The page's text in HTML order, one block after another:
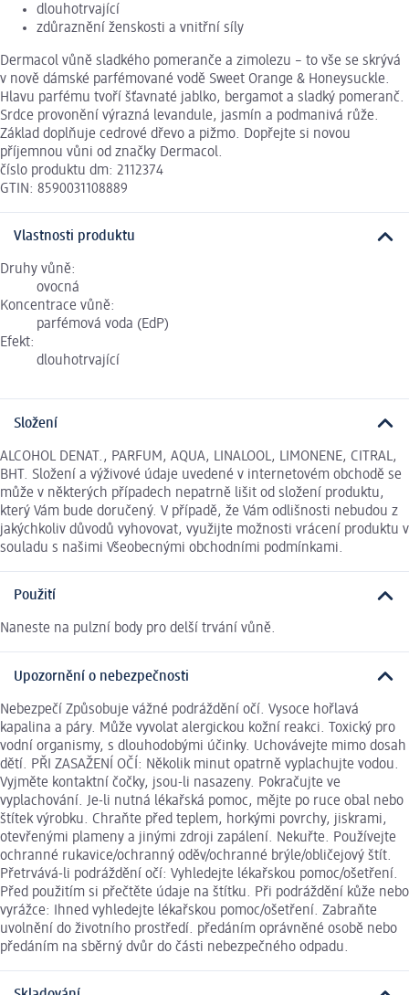
dlouhotrvající
zdůraznění ženskosti a vnitřní síly
Dermacol vůně sladkého pomeranče a zimolezu – to vše se skrývá
v nově dámské parfémované vodě Sweet Orange & Honeysuckle.
Hlavu parfému tvoří šťavnaté jablko, bergamot a sladký pomeranč.
Srdce provonění výrazná levandule, jasmín a podmanivá růže.
Základ doplňuje cedrové dřevo a pižmo. Dopřejte si novou
příjemnou vůni od značky Dermacol.
číslo produktu dm: 2112374
GTIN: 8590031108889
Vlastnosti produktu
Druhy vůně:
ovocná
Koncentrace vůně:
parfémová voda (EdP)
Efekt:
dlouhotrvající
Složení
ALCOHOL DENAT., PARFUM, AQUA, LINALOOL, LIMONENE, CITRAL,
BHT. Složení a výživové údaje uvedené v internetovém obchodě se
může v některých případech nepatrně lišit od složení produktu,
který Vám bude doručený. V případě, že Vám odlišnosti nebudou z
jakýchkoliv důvodů vyhovovat, využijte možnosti vrácení produktu v
souladu s našimi Všeobecnými obchodními podmínkami.
Použití
Naneste na pulzní body pro delší trvání vůně.
Upozornění o nebezpečnosti
Nebezpečí Způsobuje vážné podráždění očí. Vysoce hořlavá
kapalina a páry. Může vyvolat alergickou kožní reakci. Toxický pro
vodní organismy, s dlouhodobými účinky. Uchovávejte mimo dosah
dětí. PŘI ZASAŽENÍ OČÍ: Několik minut opatrně vyplachujte vodou.
Vyjměte kontaktní čočky, jsou-li nasazeny. Pokračujte ve
vyplachování. Je-li nutná lékařská pomoc, mějte po ruce obal nebo
štítek výrobku. Chraňte před teplem, horkými povrchy, jiskrami,
otevřenými plameny a jinými zdroji zapálení. Nekuřte. Používejte
ochranné rukavice/ochranný oděv/ochranné brýle/obličejový štít.
Přetrvává-li podráždění očí: Vyhledejte lékařskou pomoc/ošetření.
Před použitím si přečtěte údaje na štítku. Při podráždění kůže nebo
vyrážce: Ihned vyhledejte lékařskou pomoc/ošetření. Zabraňte
uvolnění do životního prostředí. předáním oprávněné osobě nebo
předáním na sběrný dvůr do části nebezpečného odpadu.